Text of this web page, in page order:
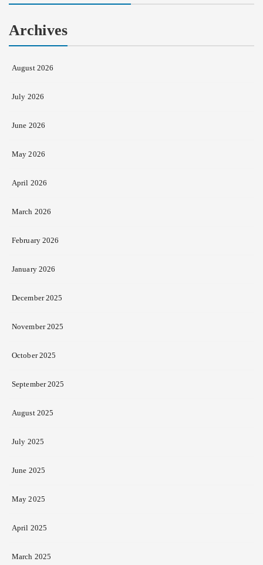
Archives
August 2026
July 2026
June 2026
May 2026
April 2026
March 2026
February 2026
January 2026
December 2025
November 2025
October 2025
September 2025
August 2025
July 2025
June 2025
May 2025
April 2025
March 2025